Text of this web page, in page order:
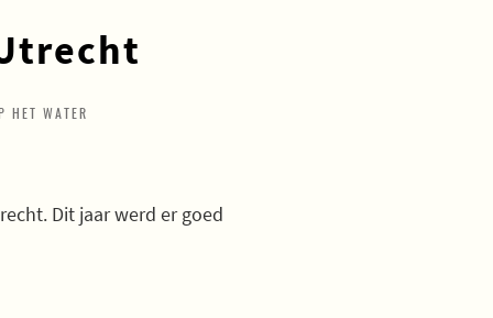
HET WATER
Dit jaar werd er goed